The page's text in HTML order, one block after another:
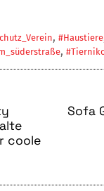
, #Haustiere
,
coole
Sofa